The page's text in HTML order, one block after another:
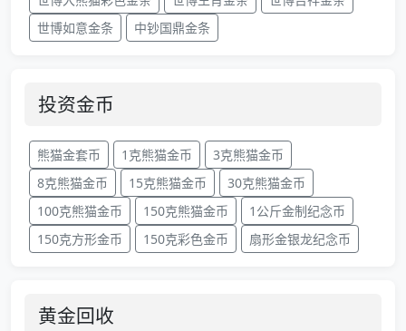
世博如意金条
中钞国鼎金条
投资金币
熊猫金套币 1克熊猫金币
3克熊猫金币
8克熊猫金币
15克熊猫金币
30克熊猫金币
100克熊猫金币
150克熊猫金币
1公斤金制纪念币
150克方形金币
150克彩色金币 扇形金银龙纪念币
黄金回收